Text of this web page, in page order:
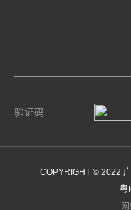
COPYRIGHT © 2022
粤